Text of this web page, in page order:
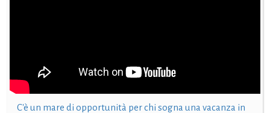
C'è un mare di opportunità per chi sogna una vacanza in